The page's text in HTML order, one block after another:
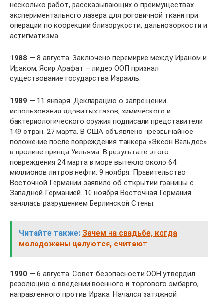
несколько работ, рассказывающих о преимуществах
экспериментального лазера для роговичной ткани при
операции по коорекции близорукости, дальнозоркости и
астигматизма.
1988 — 8 августа. Заключено перемирие между Ираном и
Ираком. Ясир Арафат – лидер ООП признал
существование государства Израиль.
1989 — 11 января. Декларацию о запрещении
использования ядовитых газов, химического и
бактериологического оружия подписали представители
149 стран. 27 марта. В США объявлено чрезвычайное
положение после повреждения танкера «Эксон Вальдес»
в проливе принца Уильяма. В результате этого
повреждения 24 марта в море вытекло около 64
миллионов литров нефти. 9 ноября. Правительство
Восточной Германии заявило об открытии границы с
Западной Германией. 10 ноября Восточная Германия
занялась разрушением Берлинской Стены.
Читайте также: Зачем на свадьбе, когда
молодожены целуются, считают
1990 — 6 августа. Совет безопасности ООН утвердил
резолюцию о введении военного и торгового эмбарго,
направленного против Ирака. Начался затяжной